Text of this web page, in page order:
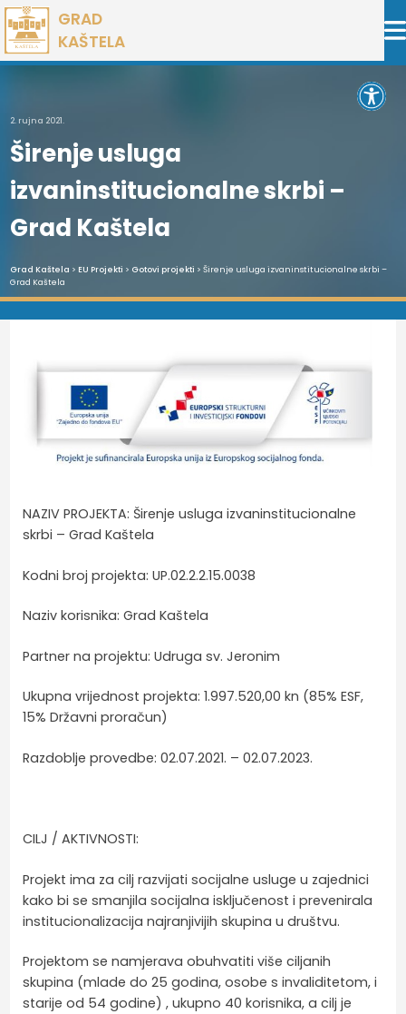
Preskoči
na
sadržaj
GRAD
KAŠTELA
2. rujna 2021.
Širenje usluga
izvaninstitucionalne skrbi –
Grad Kaštela
Grad Kaštela > EU Projekti > Gotovi projekti > Širenje usluga izvaninstitucionalne skrbi –
Grad Kaštela
NAZIV PROJEKTA: Širenje usluga izvaninstitucionalne
skrbi – Grad Kaštela
Kodni broj projekta: UP.02.2.2.15.0038
Naziv korisnika: Grad Kaštela
Partner na projektu: Udruga sv. Jeronim
Ukupna vrijednost projekta: 1.997.520,00 kn (85% ESF,
15% Državni proračun)
Razdoblje provedbe: 02.07.2021. – 02.07.2023.
CILJ / AKTIVNOSTI:
Projekt ima za cilj razvijati socijalne usluge u zajednici
kako bi se smanjila socijalna isključenost i prevenirala
institucionalizacija najranjivijih skupina u društvu.
Projektom se namjerava obuhvatiti više ciljanih
skupina (mlade do 25 godina, osobe s invaliditetom, i
starije od 54 godine) , ukupno 40 korisnika, a cilj je